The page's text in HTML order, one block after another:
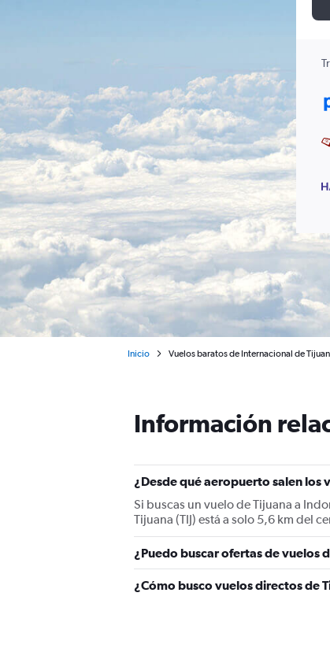
Inicio Vuelos baratos de Internacional de
Información
¿Desde qué aeropuerto salen los
Si buscas un vuelo de Tijuana a
Tijuana (TIJ) está a solo 5,6 km del
¿Puedo buscar ofertas de vuelos
¿Cómo busco vuelos directos de